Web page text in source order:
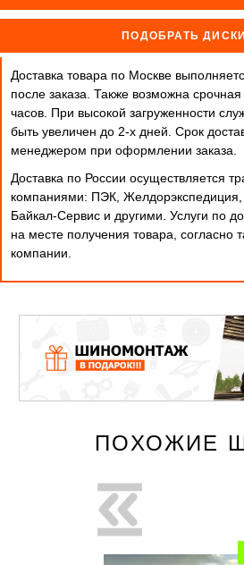
ПОДОБРАТЬ
Доставка товара по Москве
после заказа. Также возможна
часов. При высокой загруженности
быть увеличен до 2-х дней. Cрок
менеджером при оформлении заказа.
Доставка по России осуществляется
компаниями: ПЭК, Желдорэкспедиция,
Байкал-Сервис и другими. Услуги по
на месте получения товара, согласно
компании.
ПОХОЖИЕ